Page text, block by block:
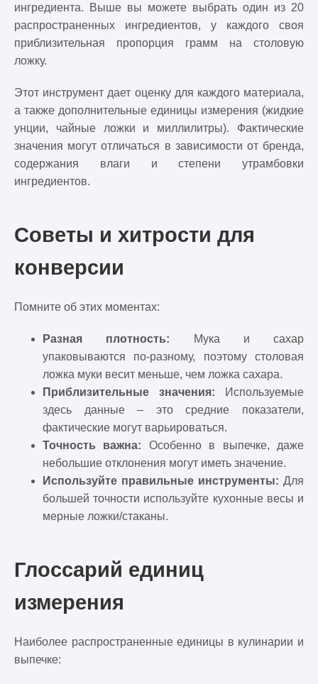
ингредиента. Выше вы можете выбрать один из 20
распространенных ингредиентов, у каждого своя
приблизительная пропорция грамм на столовую
ложку.
Этот инструмент дает оценку для каждого материала,
а также дополнительные единицы измерения (жидкие
унции, чайные ложки и миллилитры). Фактические
значения могут отличаться в зависимости от бренда,
содержания влаги и степени утрамбовки
ингредиентов.
Советы и хитрости для
конверсии
Помните об этих моментах:
Разная плотность: Мука и сахар
упаковываются по-разному, поэтому столовая
ложка муки весит меньше, чем ложка сахара.
Приблизительные значения: Используемые
здесь данные – это средние показатели,
фактические могут варьироваться.
Точность важна: Особенно в выпечке, даже
небольшие отклонения могут иметь значение.
Используйте правильные инструменты: Для
большей точности используйте кухонные весы и
мерные ложки/стаканы.
Глоссарий единиц
измерения
Наиболее распространенные единицы в кулинарии и
выпечке: